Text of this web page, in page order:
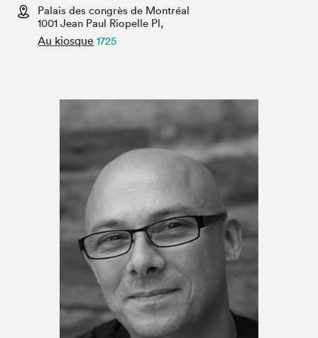
Espace médias
Palais des congrès de Montréal
1001 Jean Paul Riopelle Pl,
Au kiosque 1725